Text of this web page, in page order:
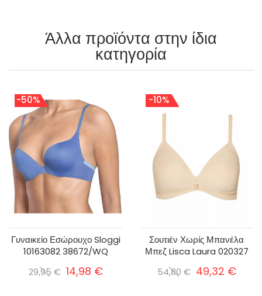
Άλλα προϊόντα στην ίδια
κατηγορία
-50%
Γυναικείο Εσώρουχο Sloggi
10163082 38672/WQ
29,95 € 14,98 €
-10%
Σουτιέν Χωρίς Μπανέλα
Μπεζ Lisca Laura 020327
54,80 € 49,32 €